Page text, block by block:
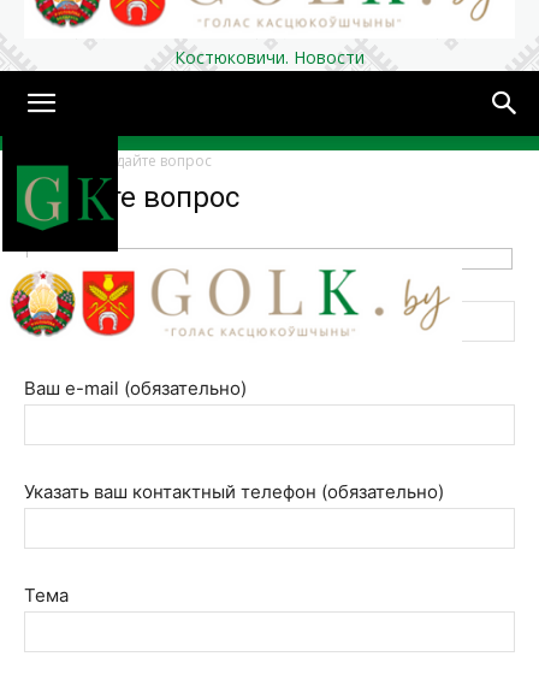
Костюковичи. Новости
Домой Задайте вопрос
Задайте вопрос
Ваше имя (обязательно)
Ваш e-mail (обязательно)
Указать ваш контактный телефон (обязательно)
Тема